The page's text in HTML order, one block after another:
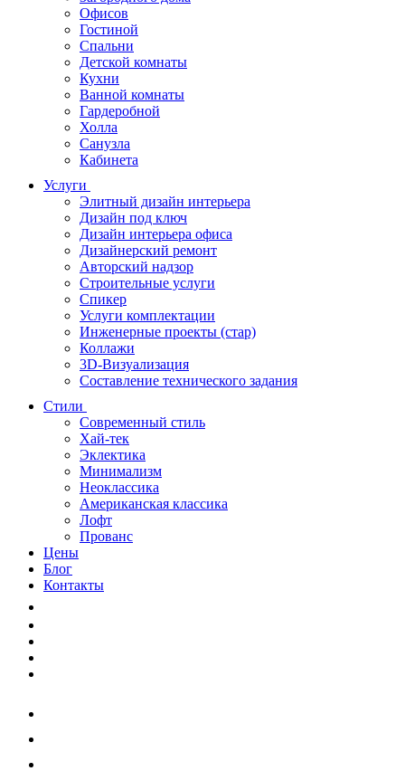
Офисов
Гостиной
Спальни
Детской комнаты
Кухни
Ванной комнаты
Гардеробной
Холла
Санузла
Кабинета
Услуги
Элитный дизайн интерьера
Дизайн под ключ
Дизайн интерьера офиса
Дизайнерский ремонт
Авторский надзор
Строительные услуги
Спикер
Услуги комплектации
Инженерные проекты (стар)
Коллажи
3D-Визуализация
Составление технического задания
Стили
Современный стиль
Хай-тек
Эклектика
Минимализм
Неоклассика
Американская классика
Лофт
Прованс
Цены
Блог
Контакты